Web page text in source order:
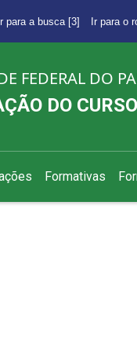
para a busca [3] Ir para o
FEDERAL DO
DO
Formativas